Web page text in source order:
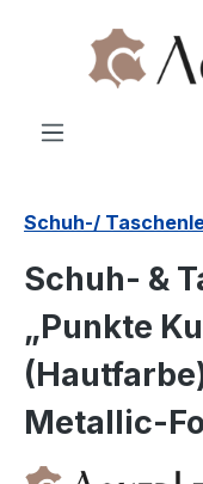
Zum Hauptinhalt
Schuh-/
Schuh- &
„Punkte
Metallic-